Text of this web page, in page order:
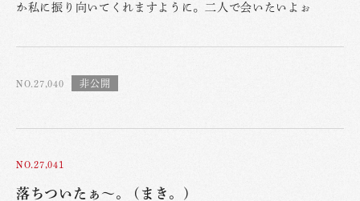
か私に振り向いてくれますように。二人で会いたいよぉ
NO.27,040
NO.27,041
落ちついたぁ〜。 (まき。)